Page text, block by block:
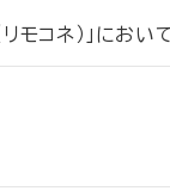
コネ）」にお